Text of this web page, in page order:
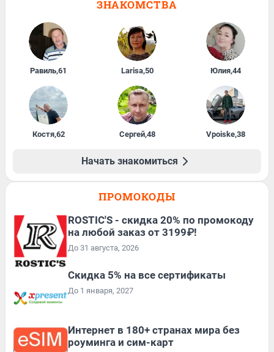
ЗНАКОМСТВА
Равиль,61 Larisa,50 Юлия,44
Костя,62 Сергей,48 Vpoiske,38
Начать знакомиться
ПРОМОКОДЫ
ROSTIC'S - скидка 20% по промокоду
на любой заказ от 3199₽!
До 31 августа, 2026
Скидка 5% на все сертификаты
До 1 января, 2027
Интернет в 180+ странах мира без
роуминга и сим-карт